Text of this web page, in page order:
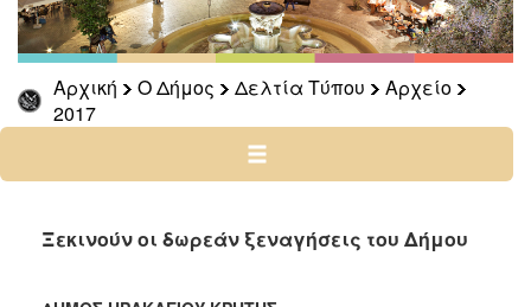
Αρχική Ο Δήμος Δελτία Τύπου
Αρχείο
2017
Τύπου
Αρχείο
2026
2025
2022
Ξεκινούν οι δωρεάν ξεναγήσεις του Δήμου